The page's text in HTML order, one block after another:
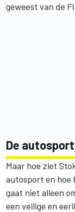
geweest van de
De
Maar hoe ziet
autosport en hoe
gaat niet alleen
een veilige en